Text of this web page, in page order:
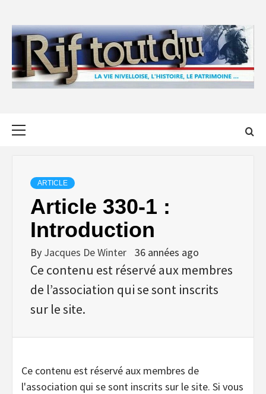
content
ARTICLE
Article 330-1 :
Introduction
By Jacques De Winter 36 années ago
Ce contenu est réservé aux membres
de l’association qui se sont inscrits
sur le site.
Ce contenu est réservé aux membres de
l'association qui se sont inscrits sur le site. Si vous